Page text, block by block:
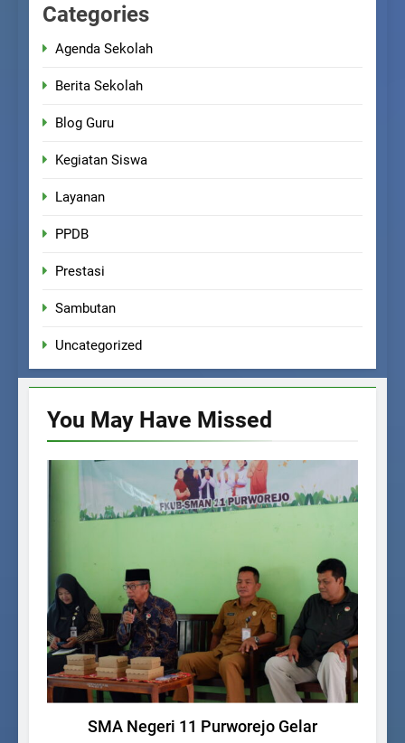
Categories
Agenda Sekolah
Berita Sekolah
Blog Guru
Kegiatan Siswa
Layanan
PPDB
Prestasi
Sambutan
Uncategorized
You May Have Missed
UNCATEGORIZED
SMA Negeri 11 Purworejo Gelar